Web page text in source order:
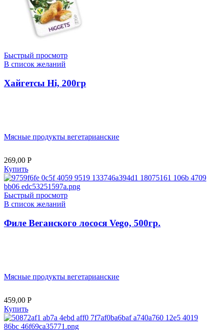
Быстрый просмотр
В список желаний
Хайгетсы Hi, 200гр
Мясные продукты вегетарианские
269,00 Р
Купить
Быстрый просмотр
В список желаний
Филе Веганского лосося Vego, 500гр.
Мясные продукты вегетарианские
459,00 Р
Купить